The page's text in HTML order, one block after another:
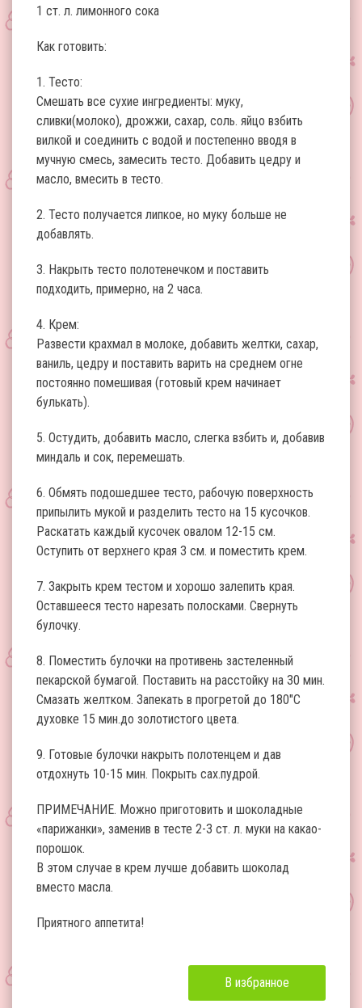
1 ст. л. лимонного сока
Как готовить:
1. Тесто:
Смешать все сухие ингредиенты: муку,
сливки(молоко), дрожжи, сахар, соль. яйцо взбить
вилкой и соединить с водой и постепенно вводя в
мучную смесь, замесить тесто. Добавить цедру и
масло, вмесить в тесто.
2. Тесто получается липкое, но муку больше не
добавлять.
3. Накрыть тесто полотенечком и поставить
подходить, примерно, на 2 часа.
4. Крем:
Развести крахмал в молоке, добавить желтки, сахар,
ваниль, цедру и поставить варить на среднем огне
постоянно помешивая (готовый крем начинает
булькать).
5. Остудить, добавить масло, слегка взбить и, добавив
миндаль и сок, перемешать.
6. Обмять подошедшее тесто, рабочую поверхность
припылить мукой и разделить тесто на 15 кусочков.
Раскатать каждый кусочек овалом 12-15 см.
Оступить от верхнего края 3 см. и поместить крем.
7. Закрыть крем тестом и хорошо залепить края.
Оставшееся тесто нарезать полосками. Свернуть
булочку.
8. Поместить булочки на противень застеленный
пекарской бумагой. Поставить на расстойку на 30 мин.
Смазать желтком. Запекать в прогретой до 180″С
духовке 15 мин.до золотистого цвета.
9. Готовые булочки накрыть полотенцем и дав
отдохнуть 10-15 мин. Покрыть сах.пудрой.
ПРИМЕЧАНИЕ. Можно приготовить и шоколадные
«парижанки», заменив в тесте 2-3 ст. л. муки на какао-
порошок.
В этом случае в крем лучше добавить шоколад
вместо масла.
Приятного аппетита!
В избранное